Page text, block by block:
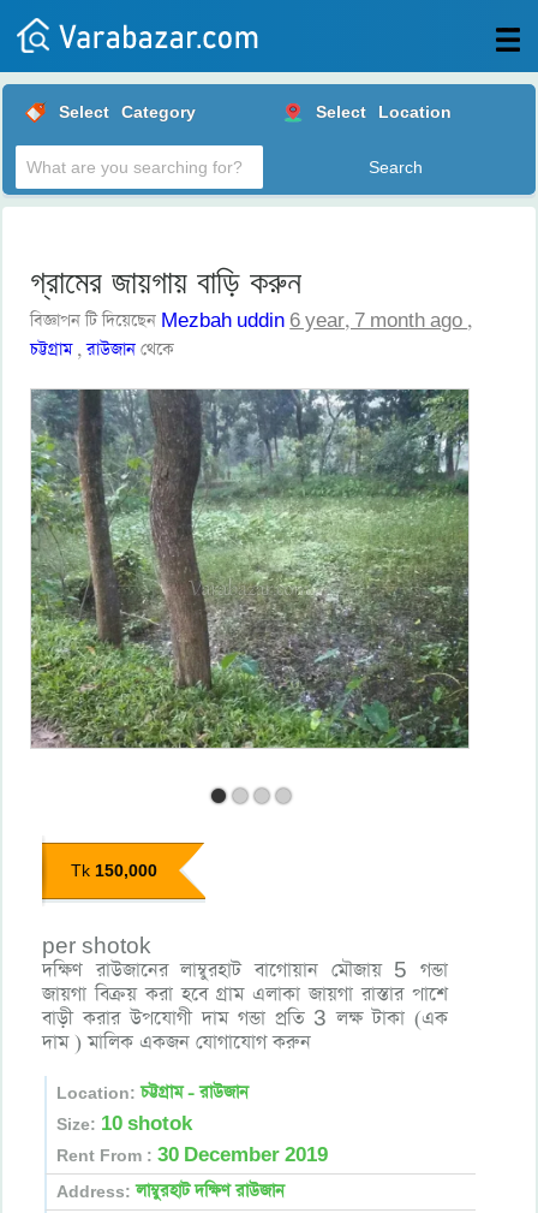
Posts
Login
Select Category Select Location
গ্রামের জায়গায় বাড়ি করুন
বিজ্ঞাপন টি দিয়েছেন Mezbah uddin 6 year, 7 month ago ,
চট্টগ্রাম,রাউজান থেকে
Tk150,000
per shotok
দক্ষিণ রাউজানের লাম্বুরহাট বাগোয়ান মৌজায় 5 গন্ডা
জায়গা বিক্রয় করা হবে গ্রাম এলাকা জায়গা রাস্তার পাশে
বাড়ী করার উপযোগী দাম গন্ডা প্রতি 3 লক্ষ টাকা (এক
দাম ) মালিক একজন যোগাযোগ করুন
Location: চট্টগ্রাম - রাউজান
Size: 10 shotok
Rent From : 30 December 2019
Address:লাম্বুরহাট দক্ষিণ রাউজান